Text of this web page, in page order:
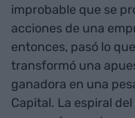
improbable que se
acciones de una
entonces, pasó lo
transformó una
ganadora en una
Capital. La espiral